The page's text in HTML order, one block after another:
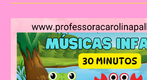
2’:
Atividades
Educativas
Para
Crianças